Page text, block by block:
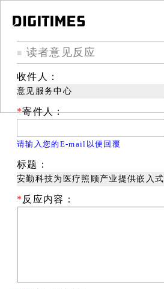
■ 读者意见反应
收件人：
意见服务中心
*寄件人：
请输入您的E-mail以便回覆
标题：
安勤科技为医疗照顾产业提供嵌入
* 反应内容：